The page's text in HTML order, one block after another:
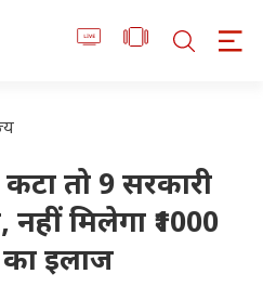
तो 9 सरकारी
मिलेगा ₹1000
इलाज